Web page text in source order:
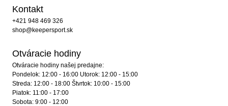
Kontakt
+421 948 469 326
shop@keepersport.sk
Otváracie hodiny
Otváracie hodiny našej predajne:
Pondelok: 12:00 - 16:00 Utorok: 12:00 - 15:00
Streda: 12:00 - 18:00 Štvrtok: 10:00 - 15:00
Piatok: 11:00 - 17:00
Sobota: 9:00 - 12:00